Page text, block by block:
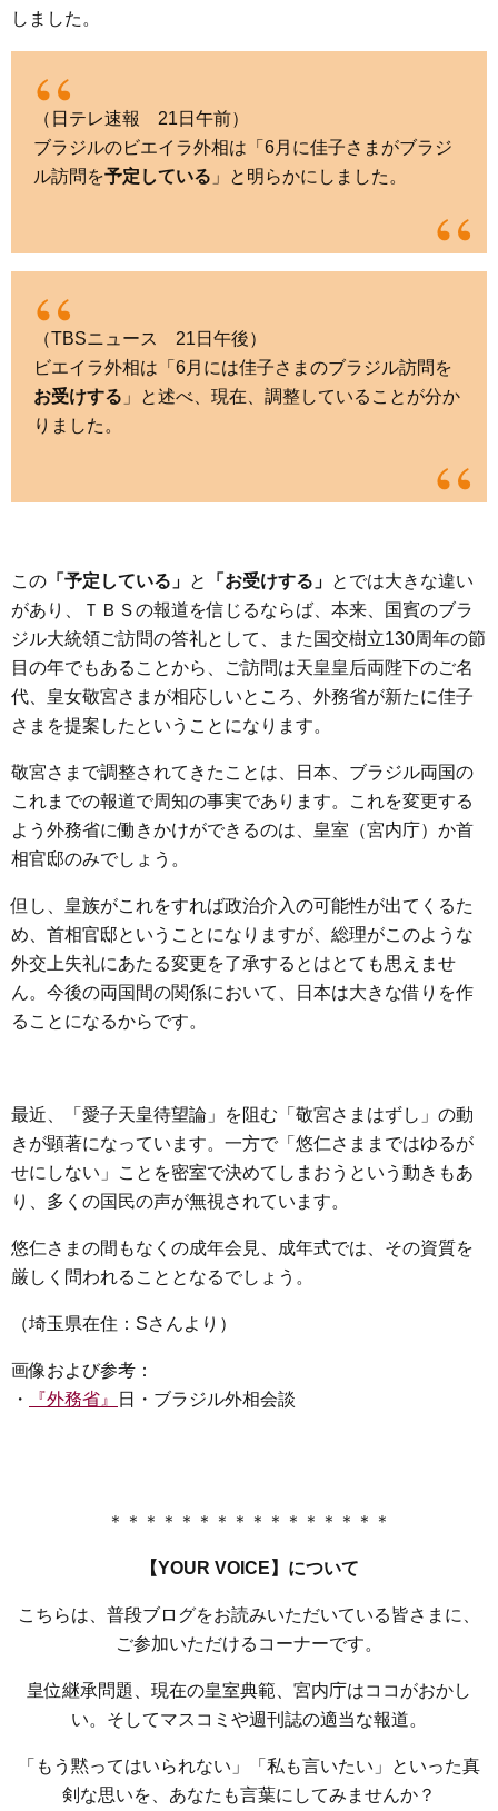
しました。
（日テレ速報 21日午前）
ブラジルのビエイラ外相は「6月に佳子さまがブラジ
ル訪問を予定している 」と明らかにしました。
（TBSニュース 21日午後）
ビエイラ外相は「6月には佳子さまのブラジル訪問を
お受けする 」と述べ、現在、調整していることが分か
りました。
この 「予定している」 と 「お受けする」 とでは大きな違い
があり、ＴＢＳの報道を信じるならば、本来、国賓のブラ
ジル大統領ご訪問の答礼として、また国交樹立130周年の節
目の年でもあることから、ご訪問は天皇皇后両陛下のご名
代、皇女敬宮さまが相応しいところ、外務省が新たに佳子
さまを提案したということになります。
敬宮さまで調整されてきたことは、日本、ブラジル両国の
これまでの報道で周知の事実であります。これを変更する
よう外務省に働きかけができるのは、皇室（宮内庁）か首
相官邸のみでしょう。
但し、皇族がこれをすれば政治介入の可能性が出てくるた
め、首相官邸ということになりますが、総理がこのような
外交上失礼にあたる変更を了承するとはとても思えませ
ん。今後の両国間の関係において、日本は大きな借りを作
ることになるからです。
最近、「愛子天皇待望論」を阻む「敬宮さまはずし」の動
きが顕著になっています。一方で「悠仁さままではゆるが
せにしない」ことを密室で決めてしまおうという動きもあ
り、多くの国民の声が無視されています。
悠仁さまの間もなくの成年会見、成年式では、その資質を
厳しく問われることとなるでしょう。
（埼玉県在住：Sさんより）
画像および参考：
・
『外務省』 日・ブラジル外相会談
＊＊＊＊＊＊＊＊＊＊＊＊＊＊＊＊
【YOUR VOICE】について
こちらは、普段ブログをお読みいただいている皆さまに、
ご参加いただけるコーナーです。
皇位継承問題、現在の皇室典範、宮内庁はココがおかし
い。そしてマスコミや週刊誌の適当な報道。
「もう黙ってはいられない」「私も言いたい」といった真
剣な思いを、あなたも言葉にしてみませんか？